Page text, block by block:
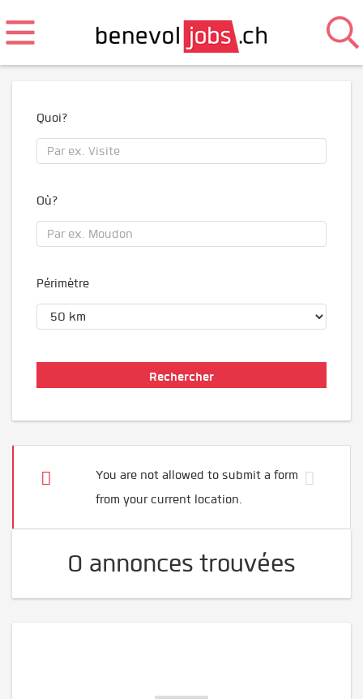
Quoi?
Où?
Périmètre
You are not allowed to submit a form
from your current location.
0 annonces trouvées